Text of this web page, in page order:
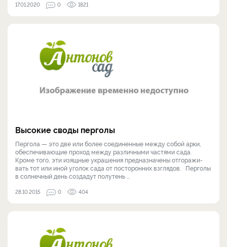
17.01.2020 0 1821
Высокие своды перголы
Пергола — это две или бо­лее соединенные между со­бой арки,
обеспечивающие проход между различными частями сада.
Кроме то­го, эти изящные украшения предназначены отгоражи­
вать тот или иной уголок са­да от посторонних взглядов. Перголы
в солнечный день создадут полутень ...
28.10.2015 0 404